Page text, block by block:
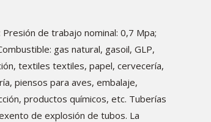
de trabajo nominal: 0,7 Mpa;
gas natural, gasoil, GLP,
textiles textiles, papel, cervecería,
piensos para aves, embalaje,
productos químicos, etc. Tuberías
de explosión de tubos. La